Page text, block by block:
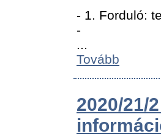
- 1. Forduló:
-
...
Tovább
2020/